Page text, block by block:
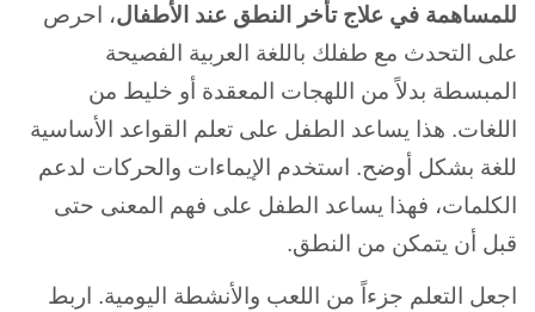
للمساهمة في علاج تأخر النطق عند الأطفال، احرص
على التحدث مع طفلك باللغة العربية الفصيحة
المبسطة بدلاً من اللهجات المعقدة أو خليط من
اللغات. هذا يساعد الطفل على تعلم القواعد الأساسية
للغة بشكل أوضح. استخدم الإيماءات والحركات لدعم
الكلمات، فهذا يساعد الطفل على فهم المعنى حتى
قبل أن يتمكن من النطق.
اجعل التعلم جزءاً من اللعب والأنشطة اليومية. اربط